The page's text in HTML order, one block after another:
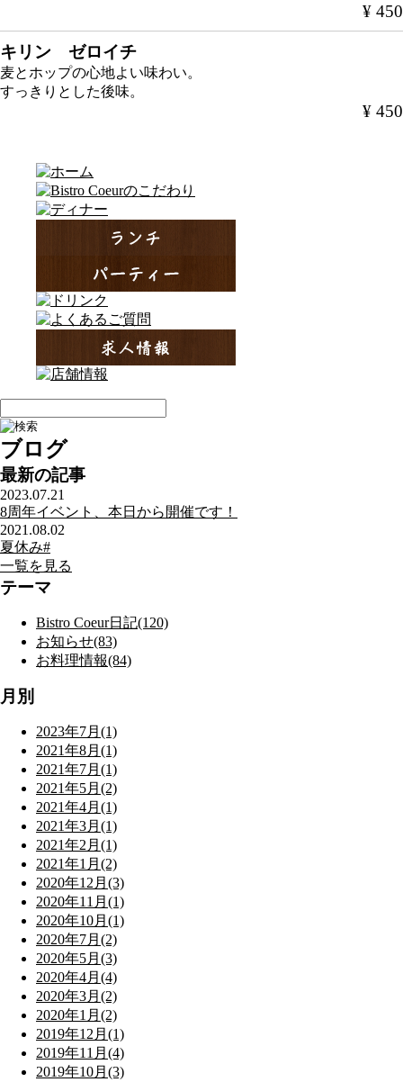
¥ 450
キリン ゼロイチ
麦とホップの心地よい味わい。
すっきりとした後味。
¥ 450
ブログ
最新の記事
2023.07.21
8周年イベント、本日から開催です！
2021.08.02
夏休み#
一覧を見る
テーマ
Bistro Coeur日記(120)
お知らせ(83)
お料理情報(84)
月別
2023年7月(1)
2021年8月(1)
2021年7月(1)
2021年5月(2)
2021年4月(1)
2021年3月(1)
2021年2月(1)
2021年1月(2)
2020年12月(3)
2020年11月(1)
2020年10月(1)
2020年7月(2)
2020年5月(3)
2020年4月(4)
2020年3月(2)
2020年1月(2)
2019年12月(1)
2019年11月(4)
2019年10月(3)